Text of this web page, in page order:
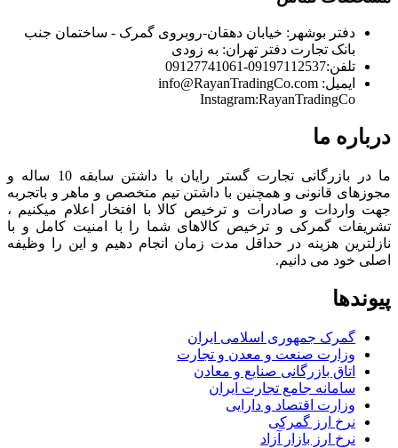
دفتر بوشهر: خیابان دهقان-روبروی گمرک - ساختمان جنب
بانک تجارت دفتر تهران: به زودی
تلفن:09197112537-09127741061
ایمیل: info@RayanTradingCo.com
Instagram:RayanTradingCo
درباره ما
ما در بازرگانی تجارت گستر رایان با داشتن سابقه 10 ساله و
مجوزهای قانونی و همچنین با داشتن تیم متخصص و ماهر و باتجربه
جهت واردات و صادرات و ترخیص کالا با افتخار اعلام میکنیم ،
تشریفات گمرکی و ترخیص کالاهای شما را با امنیت کامل و با
نازلترین هزینه در حداقل مدت زمان انجام دهیم و این را وظیفه
اصلی خود می دانیم.
پیوندها
گمرک جمهوری اسلامی ایران
وزارت صنعت و معدن و تجارت
اتاق بازرگانی صنایع و معادن
سامانه جامع تجارت ایران
وزارت اقتصاد و دارایی
نرخ ارز گمرکی
نرخ ارز بازار آزاد